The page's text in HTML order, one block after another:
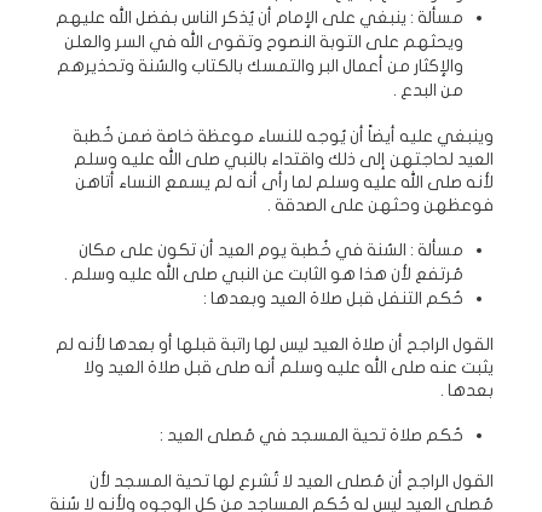
مسألة : ينبغي على الإمام أن يُذكر الناس بفضل الله عليهم
ويحثهم على التوبة النصوح وتقوى الله في السر والعلن
والإكثار من أعمال البر والتمسك بالكتاب والسُنة وتحذيرهم
من البدع .
وينبغي عليه أيضاً أن يُوجه للنساء موعظة خاصة ضمن خُطبة
العيد لحاجتهن إلى ذلك واقتداء بالنبي صلى الله عليه وسلم
لأنه صلى الله عليه وسلم لما رأى أنه لم يسمع النساء أتاهن
فوعظهن وحثهن على الصدقة .
مسألة : السُنة في خُطبة يوم العيد أن تكون على مكان
مُرتفع لأن هذا هو الثابت عن النبي صلى الله عليه وسلم .
حُكم التنفل قبل صلاة العيد وبعدها :
القول الراجح أن صلاة العيد ليس لها راتبة قبلها أو بعدها لأنه لم
يثبت عنه صلى الله عليه وسلم أنه صلى قبل صلاة العيد ولا
بعدها .
حُكم صلاة تحية المسجد في مُصلى العيد :
القول الراجح أن مُصلى العيد لا تُشرع لها تحية المسجد لأن
مُصلى العيد ليس له حُكم المساجد من كل الوجوه ولأنه لا سُنة